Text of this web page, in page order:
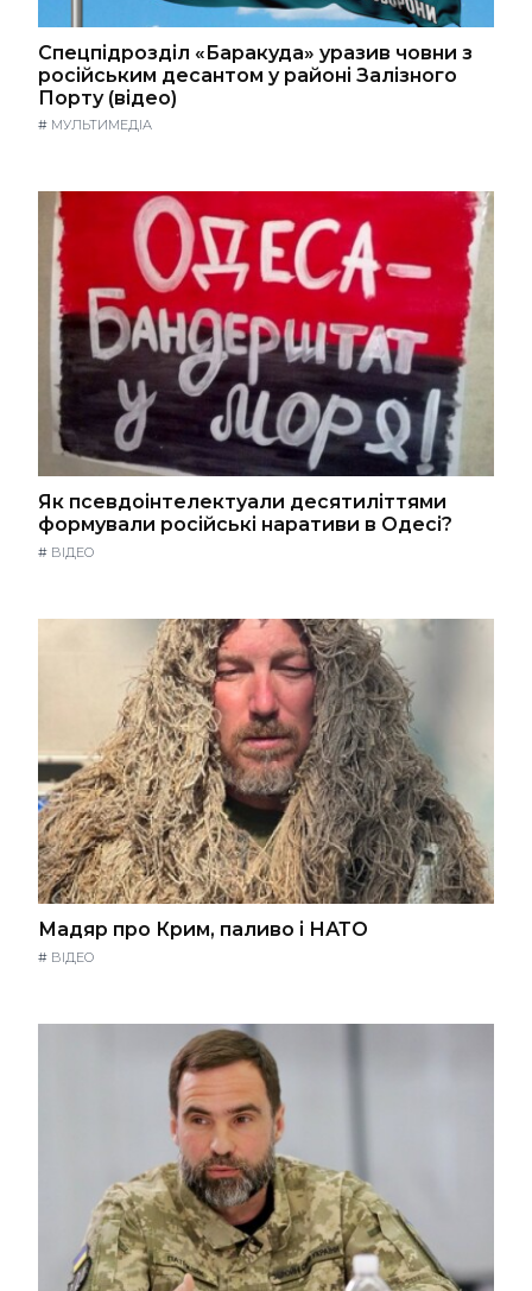
Спецпідрозділ «Баракуда» уразив човни з
російським десантом у районі Залізного
Порту (відео)
# МУЛЬТИМЕДІА
Як псевдоінтелектуали десятиліттями
формували російські наративи в Одесі?
# ВІДЕО
Мадяр про Крим, паливо і НАТО
# ВІДЕО